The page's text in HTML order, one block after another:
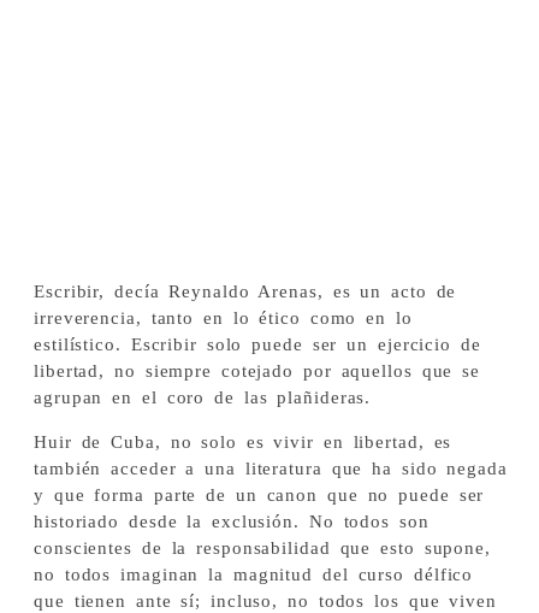
Escribir, decía Reynaldo Arenas, es un acto de
irreverencia, tanto en lo ético como en lo
estilístico. Escribir solo puede ser un ejercicio de
libertad, no siempre cotejado por aquellos que se
agrupan en el coro de las plañideras.
Huir de Cuba, no solo es vivir en libertad, es
también acceder a una literatura que ha sido negada
y que forma parte de un canon que no puede ser
historiado desde la exclusión. No todos son
conscientes de la responsabilidad que esto supone,
no todos imaginan la magnitud del curso délfico
que tienen ante sí; incluso, no todos los que viven